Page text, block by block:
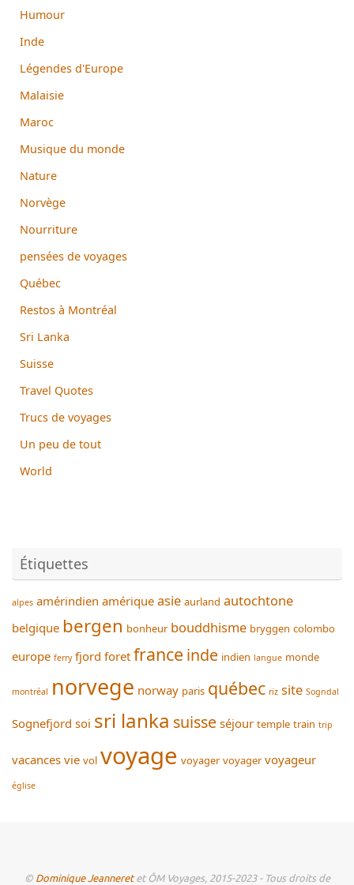
Humour
Inde
Légendes d'Europe
Malaisie
Maroc
Musique du monde
Nature
Norvège
Nourriture
pensées de voyages
Québec
Restos à Montréal
Sri Lanka
Suisse
Travel Quotes
Trucs de voyages
Un peu de tout
World
Étiquettes
alpes amérindien amérique asie aurland autochtone
belgique bergen bonheur bouddhisme bryggen colombo
europe ferry fjord foret france inde indien langue monde
montréal norvege norway paris québec riz site Sogndal
Sognefjord soi sri lanka suisse séjour temple train trip
vacances vie vol voyage voyager voyager voyageur
église
© Dominique Jeanneretet ÔM Voyages, 2015-2023 - Tous droits de